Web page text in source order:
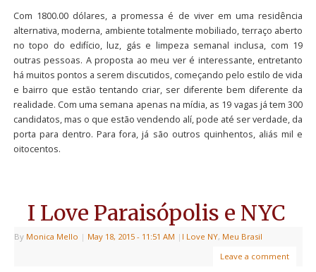
Com 1800.00 dólares, a promessa é de viver em uma residência
alternativa, moderna, ambiente totalmente mobiliado, terraço aberto
no topo do edifício, luz, gás e limpeza semanal inclusa, com 19
outras pessoas. A proposta ao meu ver é interessante, entretanto
há muitos pontos a serem discutidos, começando pelo estilo de vida
e bairro que estão tentando criar, ser diferente bem diferente da
realidade. Com uma semana apenas na mídia, as 19 vagas já tem 300
candidatos, mas o que estão vendendo alí, pode até ser verdade, da
porta para dentro. Para fora, já são outros quinhentos, aliás mil e
oitocentos.
I Love Paraisópolis e NYC
By Monica Mello | May 18, 2015 - 11:51 AM | I Love NY, Meu Brasil
Leave a comment